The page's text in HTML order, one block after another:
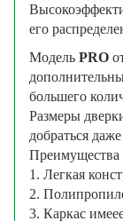
его
Модель PRO
большего
Размеры
добраться даже
Преимущества
1. Легкая
2.
3. Каркас